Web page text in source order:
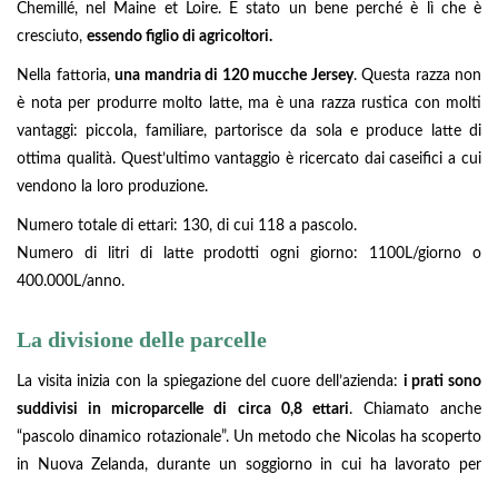
Chemillé, nel Maine et Loire. È stato un bene perché è lì che è
cresciuto, essendo figlio di agricoltori.
Nella fattoria, una mandria di 120 mucche Jersey. Questa razza non
è nota per produrre molto latte, ma è una razza rustica con molti
vantaggi: piccola, familiare, partorisce da sola e produce latte di
ottima qualità. Quest’ultimo vantaggio è ricercato dai caseifici a cui
vendono la loro produzione.
Numero totale di ettari: 130, di cui 118 a pascolo.
Numero di litri di latte prodotti ogni giorno: 1100L/giorno o
400.000L/anno.
La divisione delle parcelle
La visita inizia con la spiegazione del cuore dell’azienda: i prati sono
suddivisi in microparcelle di circa 0,8 ettari. Chiamato anche
“pascolo dinamico rotazionale”. Un metodo che Nicolas ha scoperto
in Nuova Zelanda, durante un soggiorno in cui ha lavorato per